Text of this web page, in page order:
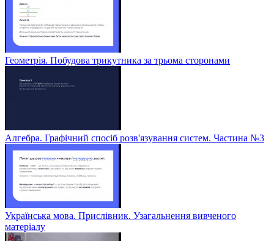
Геометрія. Побудова трикутника за трьома сторонами
Алгебра. Графічний спосіб розв'язування систем. Частина №3
Українська мова. Прислівник. Узагальнення вивченого
матеріалу